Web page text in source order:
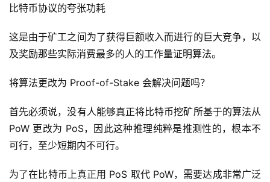
比特币协议的夸张功耗
这是由于矿工之间为了获得巨额收入而进行的巨大竞争，以
及奖励那些实际消费最多的人的工作量证明算法。
将算法更改为 Proof-of-Stake 会解决问题吗？
首先必须说，没有人能够真正将比特币挖矿所基于的算法从
PoW 更改为 PoS，因此这种推理纯粹是推测性的，根本不
可行，至少短期内不可行。
为了在比特币上真正用 PoS 取代 PoW，需要达成非常广泛